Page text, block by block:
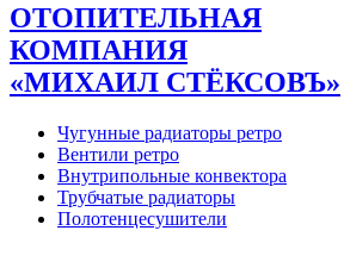
ОТОПИТЕЛЬНАЯ
КОМПАНИЯ
«МИХАИЛ СТЁКСОВЪ»
Чугунные радиаторы ретро
Вентили ретро
Внутрипольные конвектора
Трубчатые радиаторы
Полотенцесушители